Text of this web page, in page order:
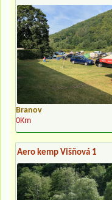
Branov
0Km
Aero kemp Višňová 1